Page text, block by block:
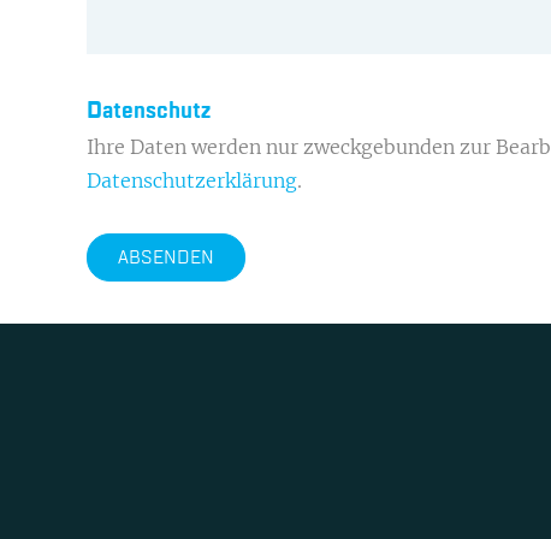
Datenschutz
Ihre Daten werden nur zweckgebunden zur
Datenschutzerklärung.
ABSENDEN